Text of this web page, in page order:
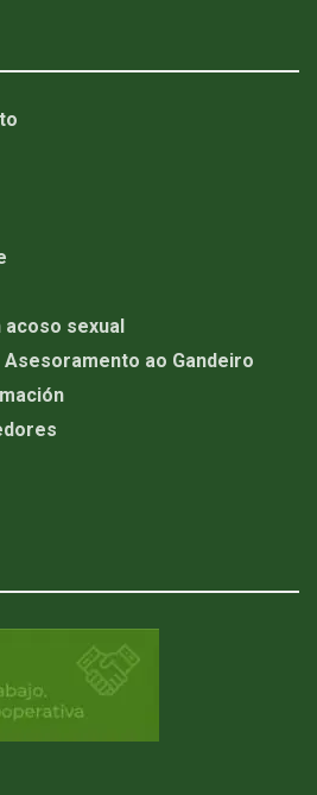
sexual
ao Gandeiro